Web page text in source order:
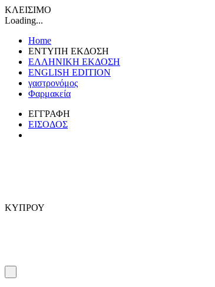
ΚΛΕΙΣΙΜΟ
Loading...
Home
ΕΝΤΥΠΗ ΕΚΔΟΣΗ
ΕΛΛΗΝΙΚΗ ΕΚΔΟΣΗ
ENGLISH EDITION
γαστρονόμος
Φαρμακεία
ΕΓΓΡΑΦΗ
ΕΙΣΟΔΟΣ
ΚΥΠΡΟΥ